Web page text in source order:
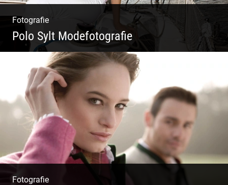
Fotografie
Polo Sylt Modefotografie
Polo Sylt Modefotografie
Fotografie